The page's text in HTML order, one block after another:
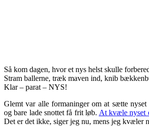
Så kom dagen, hvor et nys helst skulle
Stram ballerne, træk maven ind, knib
Klar – parat – NYS!
Glemt var alle formaninger om at sætte
og bare lade snottet få frit løb. At kvæle nyset
Det er det ikke, siger jeg nu, mens jeg kvæler